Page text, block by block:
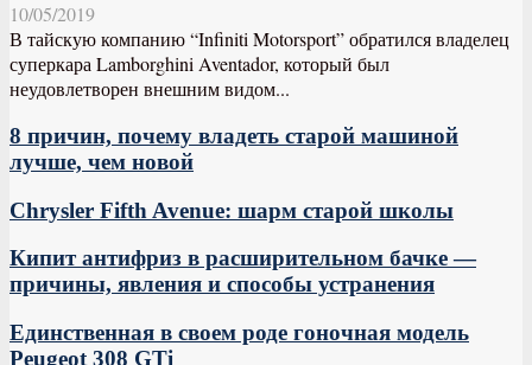
10/05/2019
В тайскую компанию “Infiniti Motorsport” обратился владелец
суперкара Lamborghini Aventador, который был
неудовлетворен внешним видом...
8 причин, почему владеть старой машиной
лучше, чем новой
Chrysler Fifth Avenue: шарм старой школы
Кипит антифриз в расширительном бачке —
причины, явления и способы устранения
Единственная в своем роде гоночная модель
Peugeot 308 GTi